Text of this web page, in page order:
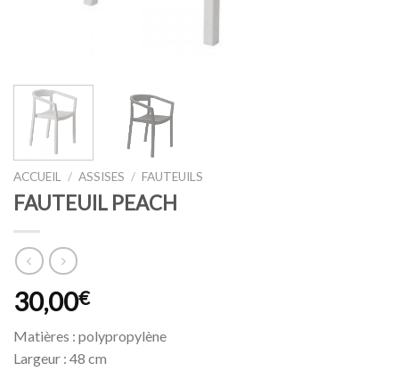
ACCUEIL / ASSISES / FAUTEUILS
FAUTEUIL PEACH
30,00€
Matières : polypropylène
Largeur : 48 cm